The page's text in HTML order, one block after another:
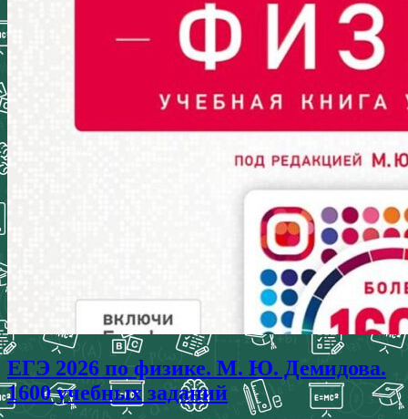
ЕГЭ 2026 по физике. М. Ю. Демидова.
1600 учебных заданий